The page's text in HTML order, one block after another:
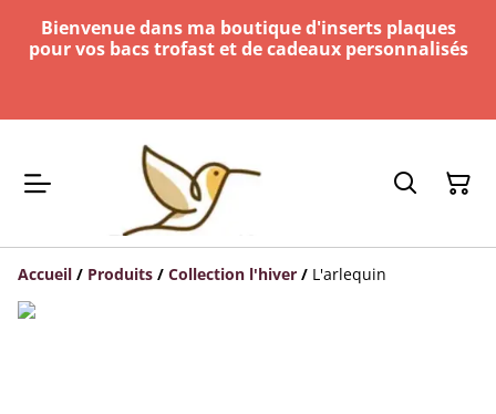
Bienvenue dans ma boutique d'inserts plaques
pour vos bacs trofast et de cadeaux personnalisés
Accueil / Produits / Collection l'hiver / L'arlequin